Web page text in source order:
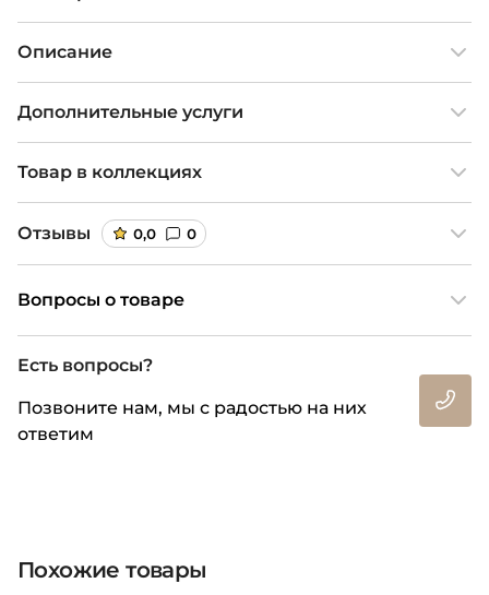
Описание
Дополнительные услуги
Товар в коллекциях
Отзывы 0,0 0
Вопросы о товаре
Есть вопросы?
Позвоните нам, мы с радостью на них
ответим
Похожие товары